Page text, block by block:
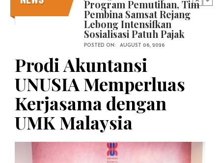
Program Pemutihan, Tim
Pembina Samsat Rejang
Lebong Intensifkan
Sosialisasi Patuh Pajak
POSTED ON: AUGUST 06, 2026
Prodi Akuntansi
UNUSIA Memperluas
Kerjasama dengan
UMK Malaysia